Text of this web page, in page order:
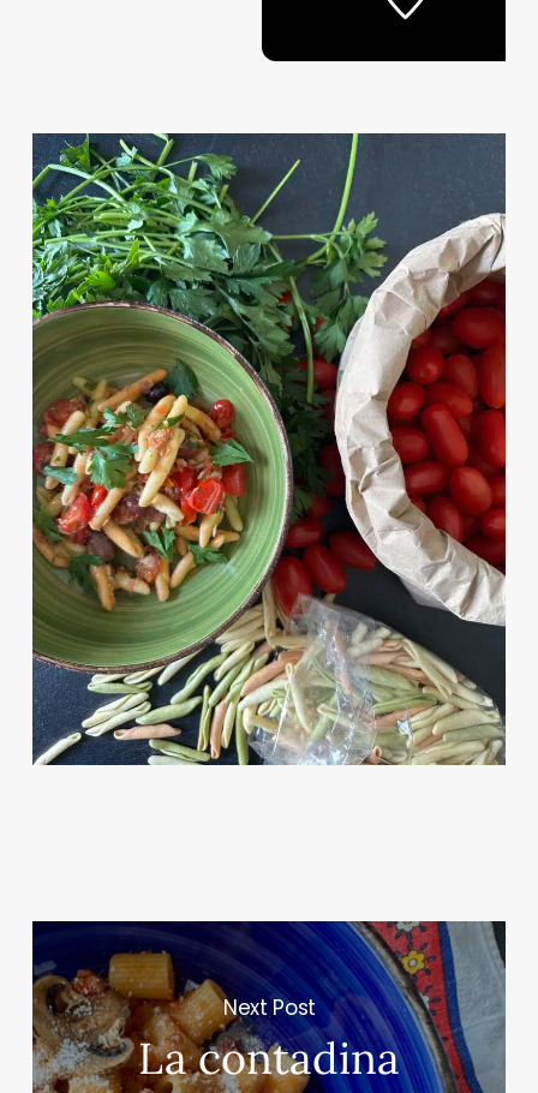
Next Post
La contadina